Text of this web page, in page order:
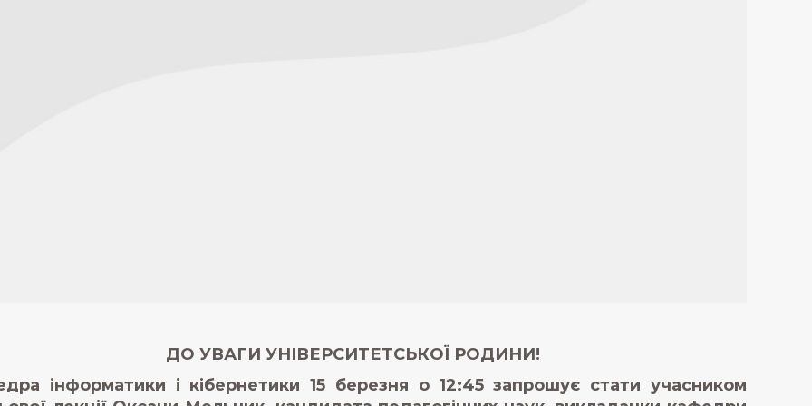
ДО УВАГИ УНІВЕРСИТЕТСЬКОЇ РОДИНИ!
інформатики і кібернетики 15 березня о 12:45 запрошує стати учасником